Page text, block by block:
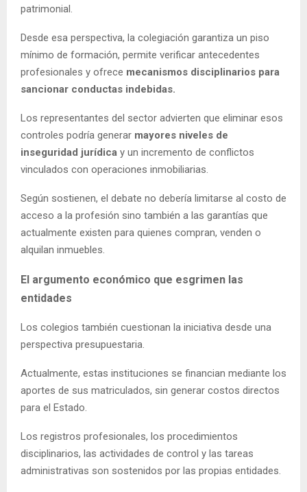
patrimonial.
Desde esa perspectiva, la colegiación garantiza un piso
mínimo de formación, permite verificar antecedentes
profesionales y ofrece mecanismos disciplinarios para
sancionar conductas indebidas.
Los representantes del sector advierten que eliminar esos
controles podría generar mayores niveles de
inseguridad jurídica y un incremento de conflictos
vinculados con operaciones inmobiliarias.
Según sostienen, el debate no debería limitarse al costo de
acceso a la profesión sino también a las garantías que
actualmente existen para quienes compran, venden o
alquilan inmuebles.
El argumento económico que esgrimen las
entidades
Los colegios también cuestionan la iniciativa desde una
perspectiva presupuestaria.
Actualmente, estas instituciones se financian mediante los
aportes de sus matriculados, sin generar costos directos
para el Estado.
Los registros profesionales, los procedimientos
disciplinarios, las actividades de control y las tareas
administrativas son sostenidos por las propias entidades.